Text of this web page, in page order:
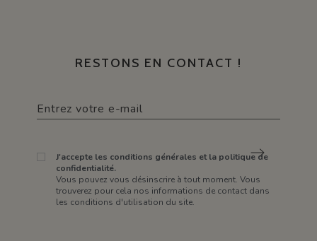
RESTONS EN CONTACT !
J'accepte les conditions générales et la politique de
confidentialité.
Vous pouvez vous désinscrire à tout moment. Vous
trouverez pour cela nos informations de contact dans
les conditions d'utilisation du site.